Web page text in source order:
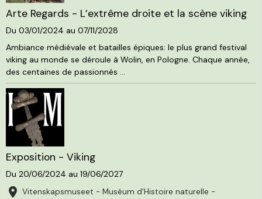
Arte Regards - L’extrême droite et la scène viking
Du 03/01/2024 au 07/11/2028
Ambiance médiévale et batailles épiques: le plus grand festival
viking au monde se déroule à Wolin, en Pologne. Chaque année,
des centaines de passionnés ...
Exposition - Viking
Du 20/06/2024 au 19/06/2027
Vitenskapsmuseet - Muséum d'Histoire naturelle -